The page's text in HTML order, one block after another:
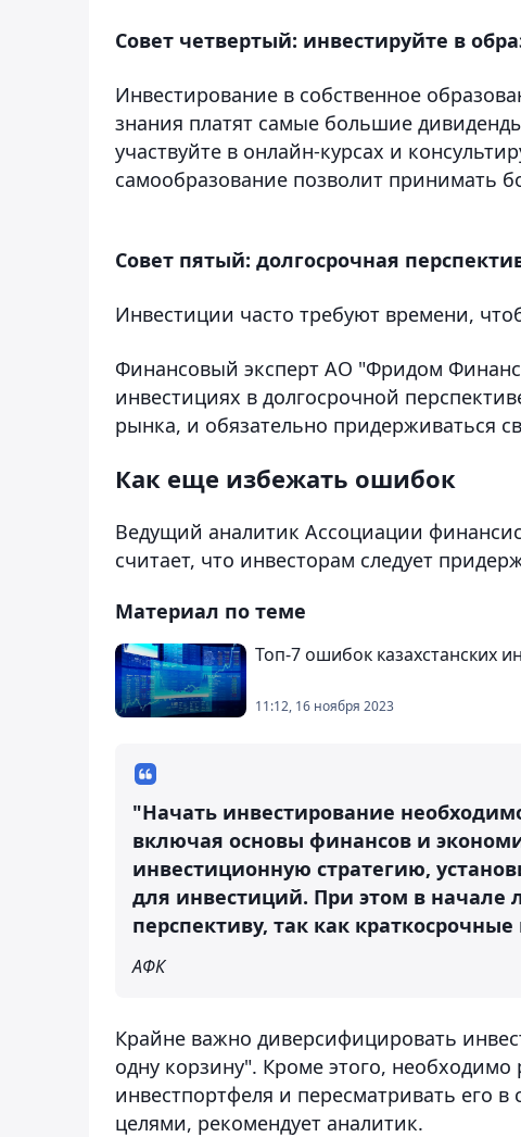
Совет четвертый: инвестируйте в
Инвестирование в собственное
знания платят самые большие
участвуйте в онлайн-курсах и
самообразование позволит принимать
Совет пятый: долгосрочная
Инвестиции часто требуют времени,
Финансовый эксперт АО "Фридом
инвестициях в долгосрочной
рынка, и обязательно придерживаться
Как еще избежать ошибок
Ведущий аналитик Ассоциации
считает, что инвесторам следует
Материал по теме
Топ-7 ошибок казахстанских
11:12, 16 ноября 2023
"Начать инвестирование
включая основы финансов и
инвестиционную стратегию,
для инвестиций. При этом в начале
перспективу, так как
АФК
Крайне важно диверсифицировать
одну корзину". Кроме этого,
инвестпортфеля и пересматривать его
целями, рекомендует аналитик.